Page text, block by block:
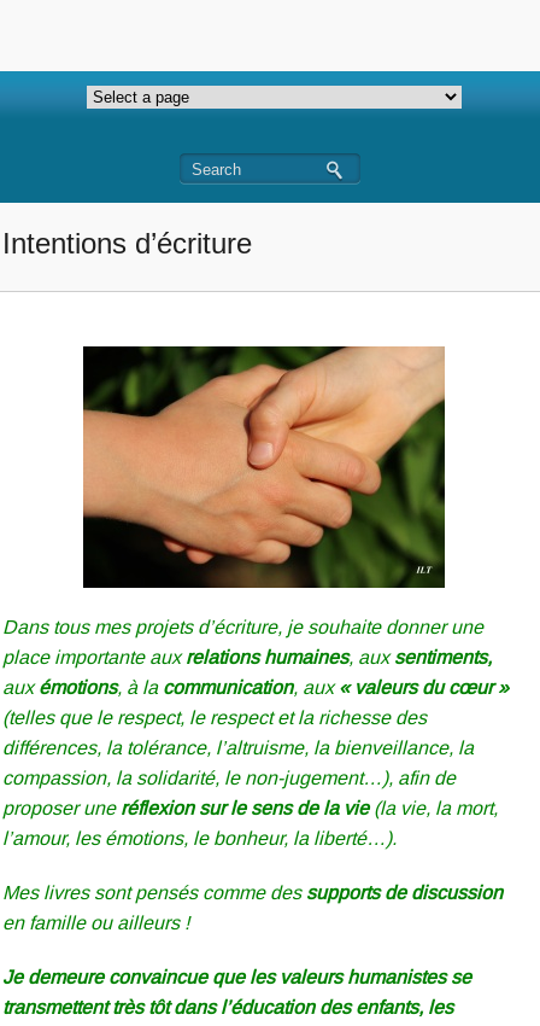
Intentions d’écriture
Dans tous mes projets d’écriture, je souhaite donner une
place importante auxrelations humaines, auxsentiments,
auxémotions, à la communication, aux« valeurs du cœur »
(telles que le respect, le respect et la richesse des
différences, la tolérance, l’altruisme, la bienveillance, la
compassion, la solidarité, le non-jugement…), afin de
proposer une réflexion sur le sens de la vie(la vie, la mort,
l’amour, les émotions, le bonheur, la liberté…).
Mes livres sont pensés comme dessupports de discussion
en famille ou ailleurs !
Je demeure convaincue que les valeurs humanistes se
transmettent très tôt dans l’éducation des enfants, les